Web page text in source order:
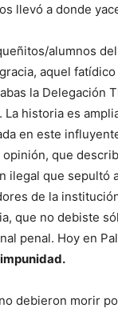
llevó a donde
alumnos
aquel
la Delegación
La historia es
en este
que
ilegal que sepultó
de la
que no debiste
penal. Hoy en
debieron morir